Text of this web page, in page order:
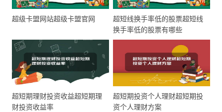
超级卡盟网站超级卡盟官网
超短线换手率低的股票超短线
换手率低的股票有哪些
超短期理财投资收益超短期理
财投资收益率
超短期投资个人理财超短期投
资个人理财方案